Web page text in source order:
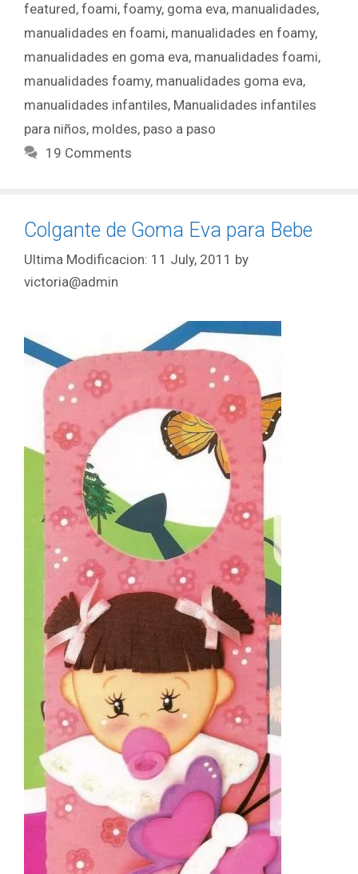
featured, foami, foamy, goma eva, manualidades,
manualidades en foami, manualidades en foamy,
manualidades en goma eva, manualidades foami,
manualidades foamy, manualidades goma eva,
manualidades infantiles, Manualidades infantiles
para niños, moldes, paso a paso
19 Comments
Colgante de Goma Eva para Bebe
11 July, 2011 by
victoria@admin